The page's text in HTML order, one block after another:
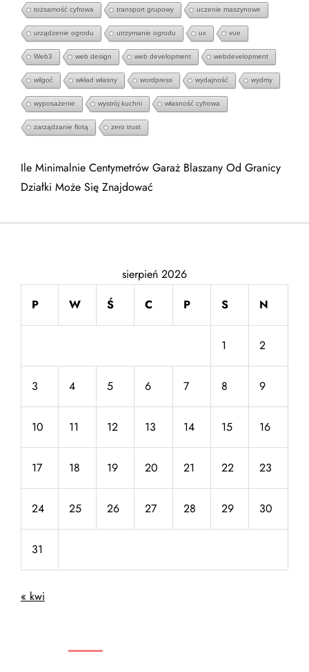
tożsamość cyfrowa transport grupowy uczenie maszynowe
urządzenie ogrodu utrzymanie ogrodu ux vue
Web3 web design web development webdevelopment
wilgoć wkład własny wordpress wydajność wydmy
wyposażenie wystrój kuchni własność cyfrowa
zarządzanie flotą zero trust
Ile Minimalnie Centymetrów Garaż Blaszany Od Granicy
Działki Może Się Znajdować
sierpień 2026
P
W Ś C P S N
1 2
3 4 5 6 7 8 9
10 11 12 13 14 15 16
17 18 19 20 21 22 23
24 25 26 27 28 29 30
31
« kwi